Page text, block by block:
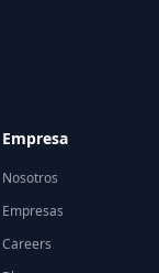
Empresa
Nosotros
Empresas
Careers